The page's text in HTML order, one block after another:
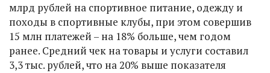
млрд рублей на спортивное питание, одежду и
походы в спортивные клубы, при этом совершив
15 млн платежей – на 18% больше, чем годом
ранее. Средний чек на товары и услуги составил
3,3 тыс. рублей, что на 20% выше показателя